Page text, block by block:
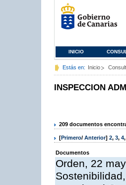
INICIO
Estás en: Inicio
INSPECCION
209 documentos
[Primero/ Anterior] 2, 3, 4,
Documentos
Orden, 22